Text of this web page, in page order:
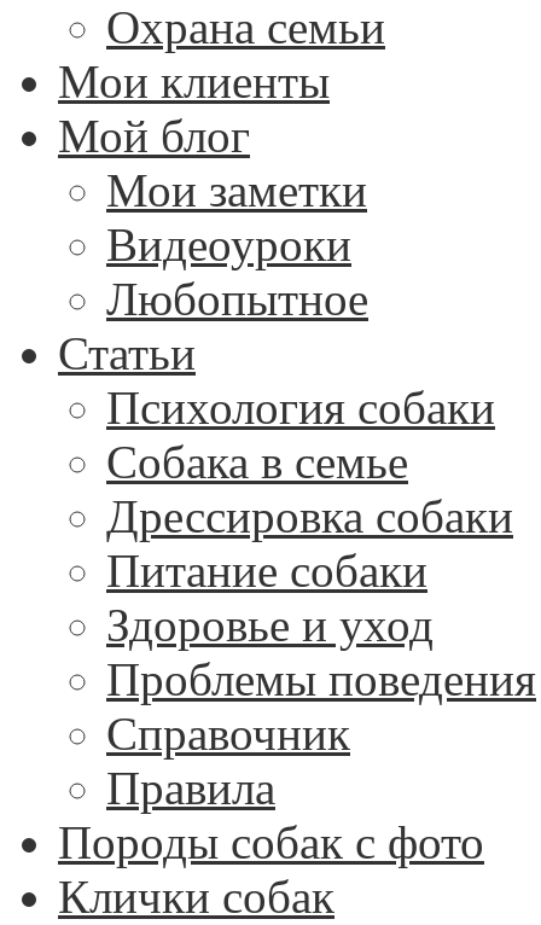
Охрана семьи
Мои клиенты
Мой блог
Мои заметки
Видеоуроки
Любопытное
Статьи
Психология собаки
Собака в семье
Дрессировка собаки
Питание собаки
Здоровье и уход
Проблемы поведения
Справочник
Правила
Породы собак с фото
Клички собак